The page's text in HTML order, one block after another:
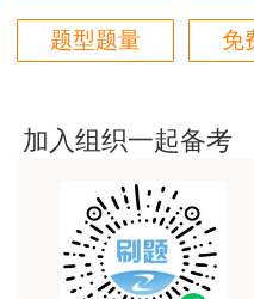
的通知》（建人〔
设部关于造价工程师职
准入类职业资格考试工
知》（人社部发〔
中华人民共和国宪法、
务素质和道德品行，符
名参加一级造价工程师
平台历史购买的课程，
老师讲的很细致很认真
用户m0****88
最棒的预习课
题型题量 免
加入组织一起备考